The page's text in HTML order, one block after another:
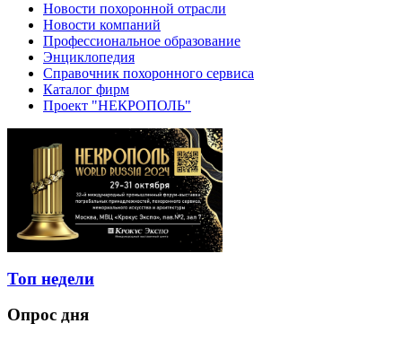
Новости похоронной отрасли
Новости компаний
Профессиональное образование
Энциклопедия
Справочник похоронного сервиса
Каталог фирм
Проект "НЕКРОПОЛЬ"
Топ недели
Опрос дня